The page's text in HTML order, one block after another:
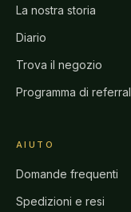
La nostra storia
Diario
Trova il negozio
Programma di referral
AIUTO
Domande frequenti
Spedizioni e resi